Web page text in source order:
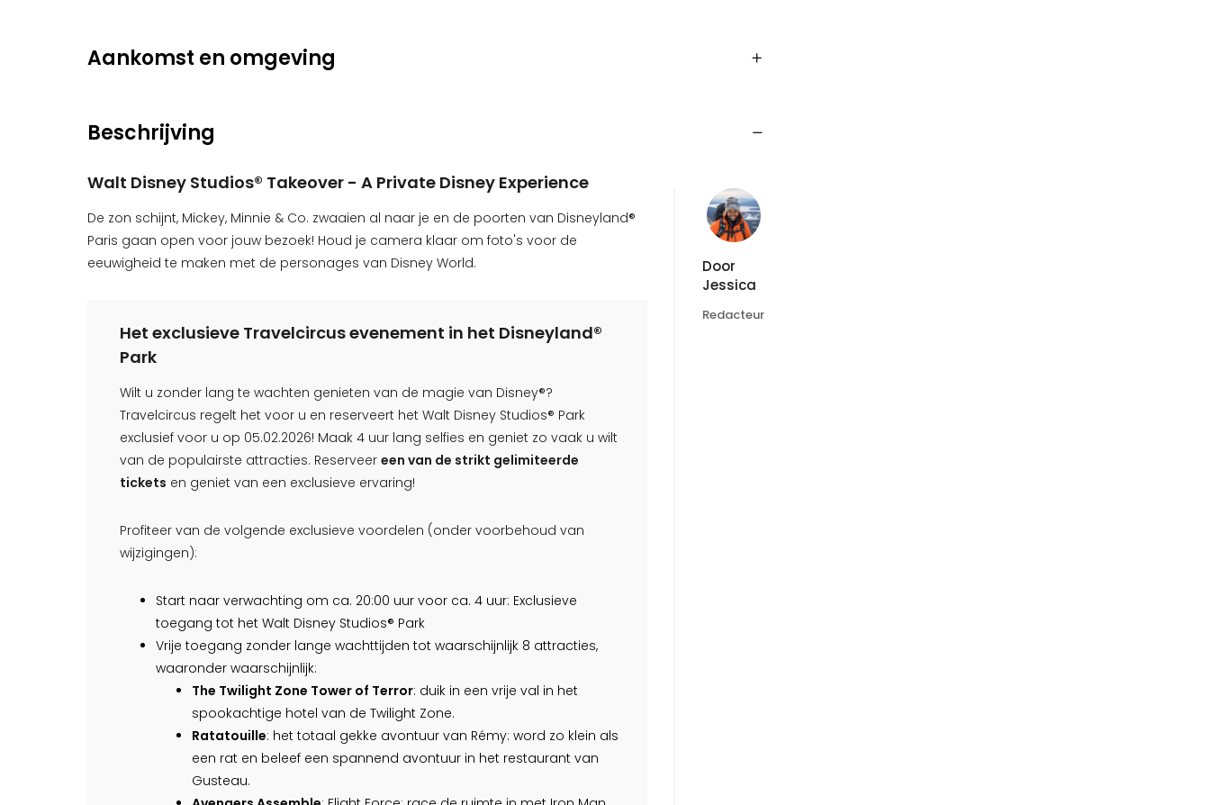
Aankomst en omgeving
Beschrijving
Walt Disney Studios® Takeover - A Private Disney Experience
De zon schijnt, Mickey, Minnie & Co. zwaaien al naar je en de poorten van Disneyland®
Paris gaan open voor jouw bezoek! Houd je camera klaar om foto's voor de
eeuwigheid te maken met de personages van Disney World.
Het exclusieve Travelcircus evenement in het Disneyland®
Park
Wilt u zonder lang te wachten genieten van de magie van Disney®?
Travelcircus regelt het voor u en reserveert het Walt Disney Studios® Park
exclusief voor u op 05.02.2026! Maak 4 uur lang selfies en geniet zo vaak u wilt
van de populairste attracties. Reserveer een van de strikt gelimiteerde
tickets en geniet van een exclusieve ervaring!
Profiteer van de volgende exclusieve voordelen (onder voorbehoud van
wijzigingen):
Start naar verwachting om ca. 20:00 uur voor ca. 4 uur: Exclusieve
toegang tot het Walt Disney Studios® Park
Vrije toegang zonder lange wachttijden tot waarschijnlijk 8 attracties,
waaronder waarschijnlijk:
The Twilight Zone Tower of Terror: duik in een vrije val in het
spookachtige hotel van de Twilight Zone.
Ratatouille: het totaal gekke avontuur van Rémy: word zo klein als
een rat en beleef een spannend avontuur in het restaurant van
Gusteau.
Door
Jessica
Redacteur